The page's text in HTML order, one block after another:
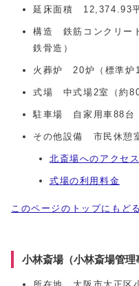
延床面積 12,374.93
構造 鉄筋コンクリー
鉄骨造）
火葬炉 20炉（標準炉
式場 中式場2室（約80
駐車場 自家用車88台
その他設備 市民休憩
北斎場へのアクセス
式場の利用料金
このページのトップにもどる
小林斎場（小林斎場管理